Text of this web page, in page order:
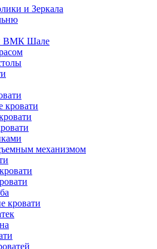
и Зеркала
ВМК Шале
кровати
механизмом
кровати